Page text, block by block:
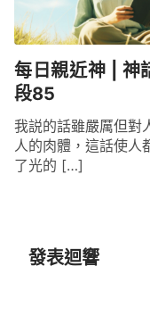
每日親近神 | 神
段85
我説的話雖嚴厲但對
人的肉體，這話使人
了光的 […]
發表迴響